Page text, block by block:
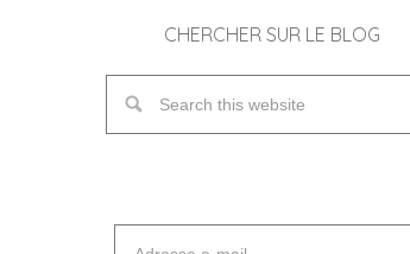
CHERCHER SUR LE BLOG